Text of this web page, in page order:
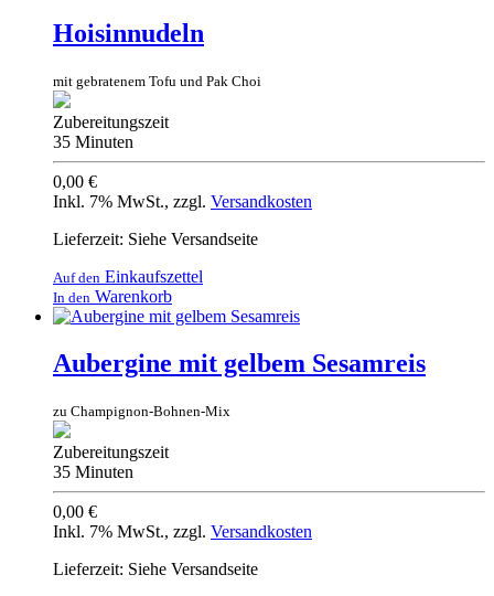
Hoisinnudeln
mit gebratenem Tofu und Pak Choi
Zubereitungszeit
35 Minuten
0,00 €
Inkl. 7% MwSt., zzgl. Versandkosten
Lieferzeit: Siehe Versandseite
Auf den Einkaufszettel
In den Warenkorb
Aubergine mit gelbem Sesamreis
zu Champignon-Bohnen-Mix
Zubereitungszeit
35 Minuten
0,00 €
Inkl. 7% MwSt., zzgl. Versandkosten
Lieferzeit: Siehe Versandseite